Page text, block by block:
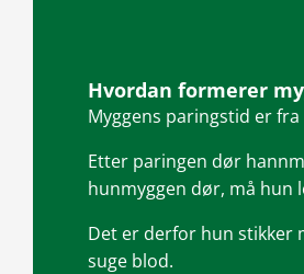
Hvordan formerer
Myggens paringstid er
Etter paringen dør
hunmyggen dør, må hun
Det er derfor hun stikker
suge blod.